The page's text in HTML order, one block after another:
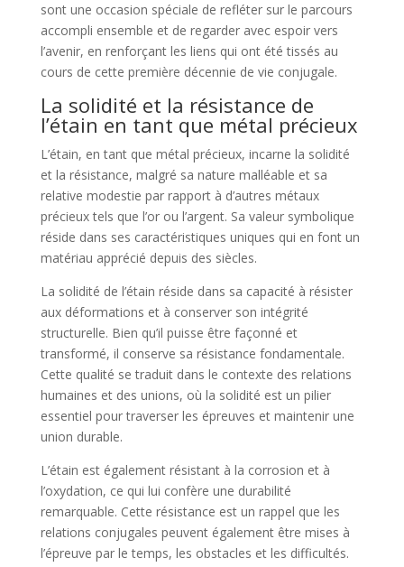
sont une occasion spéciale de refléter sur le parcours
accompli ensemble et de regarder avec espoir vers
l’avenir, en renforçant les liens qui ont été tissés au
cours de cette première décennie de vie conjugale.
La solidité et la résistance de
l’étain en tant que métal précieux
L’étain, en tant que métal précieux, incarne la solidité
et la résistance, malgré sa nature malléable et sa
relative modestie par rapport à d’autres métaux
précieux tels que l’or ou l’argent. Sa valeur symbolique
réside dans ses caractéristiques uniques qui en font un
matériau apprécié depuis des siècles.
La solidité de l’étain réside dans sa capacité à résister
aux déformations et à conserver son intégrité
structurelle. Bien qu’il puisse être façonné et
transformé, il conserve sa résistance fondamentale.
Cette qualité se traduit dans le contexte des relations
humaines et des unions, où la solidité est un pilier
essentiel pour traverser les épreuves et maintenir une
union durable.
L’étain est également résistant à la corrosion et à
l’oxydation, ce qui lui confère une durabilité
remarquable. Cette résistance est un rappel que les
relations conjugales peuvent également être mises à
l’épreuve par le temps, les obstacles et les difficultés.